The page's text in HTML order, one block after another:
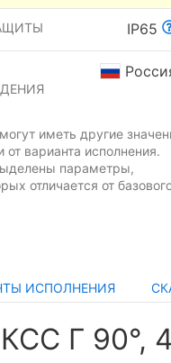
IP65
иметь другие
от варианта исполнения.
параметры,
отличается от
ИСПОЛНЕНИЯ
Г 90°,